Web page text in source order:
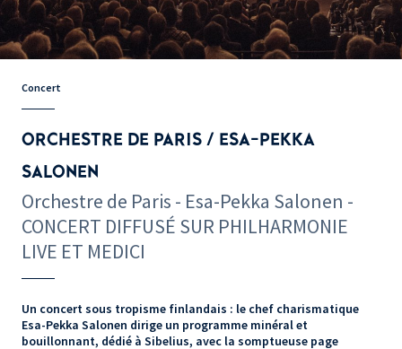
Concert
ORCHESTRE DE PARIS / ESA-PEKKA
SALONEN
Orchestre de Paris - Esa-Pekka Salonen -
CONCERT DIFFUSÉ SUR PHILHARMONIE
LIVE ET MEDICI
Un concert sous tropisme finlandais : le chef charismatique
Esa-Pekka Salonen dirige un programme minéral et
bouillonnant, dédié à Sibelius, avec la somptueuse page